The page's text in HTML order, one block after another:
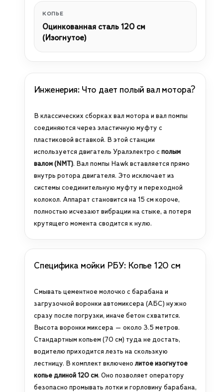
КОПЬЕ
Оцинкованная сталь 120 см
(Изогнутое)
Инженерия: Что дает полый вал мотора?
В классических сборках вал мотора и вал помпы
соединяются через эластичную муфту с
пластиковой вставкой. В этой станции
используется двигатель Уралэлектро с полым
валом (NMT). Вал помпы Hawk вставляется прямо
внутрь ротора двигателя. Это исключает из
системы соединительную муфту и переходной
колокол. Аппарат становится на 15 см короче,
полностью исчезают вибрации на стыке, а потеря
крутящего момента сводится к нулю.
Специфика мойки РБУ: Копье 120 см
Смывать цементное молочко с барабана и
загрузочной воронки автомиксера (АБС) нужно
сразу после погрузки, иначе бетон схватится.
Высота воронки миксера — около 3.5 метров.
Стандартным копьем (70 см) туда не достать,
водителю приходится лезть на скользкую
лестницу. В комплект включено литое изогнутое
копье длиной 120 см. Оно позволяет оператору
безопасно промывать лотки и горловину барабана,